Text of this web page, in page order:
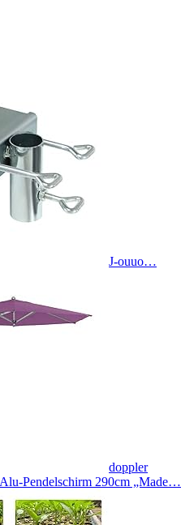
J-ouuo…
doppler
Pendelschirm 290cm „Made…